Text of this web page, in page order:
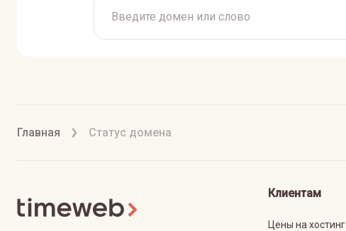
Главная Статус домена
Клиентам
Цены на хостинг